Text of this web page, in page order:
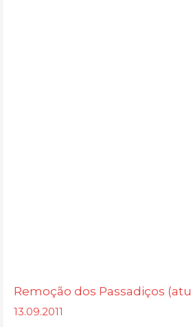
Remoção dos Passadiços
13.09.2011